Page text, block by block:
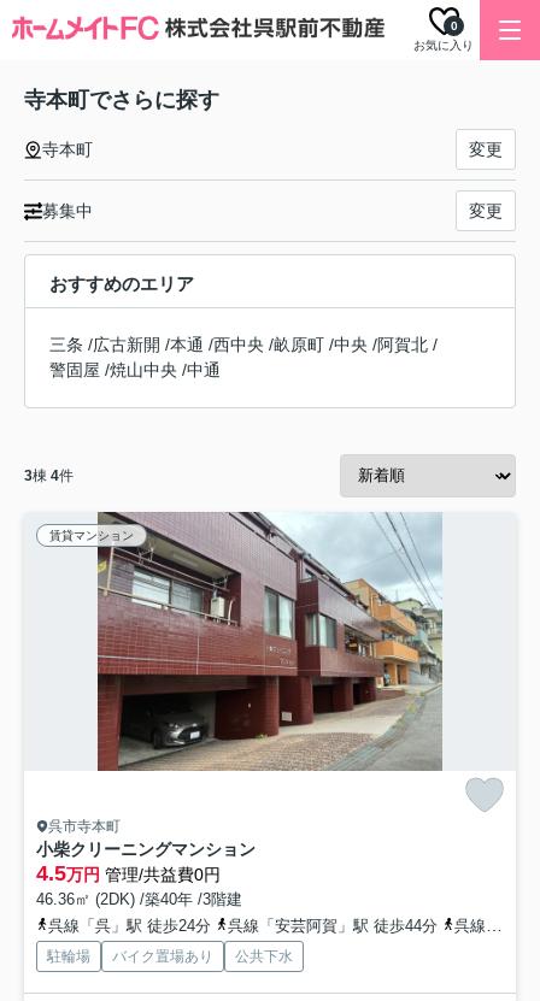
お気に入り
0
寺本町でさらに探す
寺本町 変更
募集中 変更
おすすめのエリア
三条 /広古新開 /本通 /西中央 /畝原町 /中央 /阿賀北 /
警固屋 /焼山中央 /中通
3棟 4件
賃貸マンション
呉市寺本町
小柴クリーニングマンション
4.5万円 管理/共益費0円
46.36㎡ (2DK) /築40年 /3階建
呉線「呉」駅 徒歩24分
呉線「安芸阿賀」駅 徒歩44分 呉線「川原石」駅 徒歩47分
駐輪場 バイク置場あり 公共下水